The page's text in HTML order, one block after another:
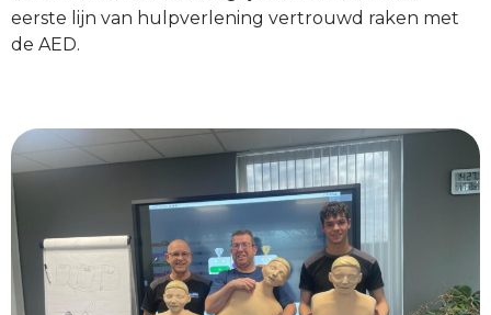
eerste lijn van hulpverlening vertrouwd raken met
de AED.